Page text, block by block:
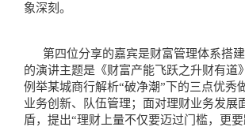
象深刻。
第四位分享的嘉宾是财富管理体系搭
的演讲主题是《财富产能飞跃之升财有道
例举某城商行解析“破净潮”下的三点优秀
业务创新、队伍管理；面对理财业务发展
盾，提出“理财上量不仅要迈过门槛，更